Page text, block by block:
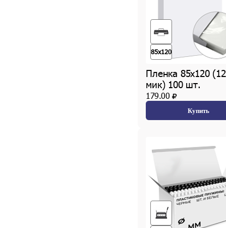
85x120
Пленка 85х120
мик) 100 шт.
179.00
Купить